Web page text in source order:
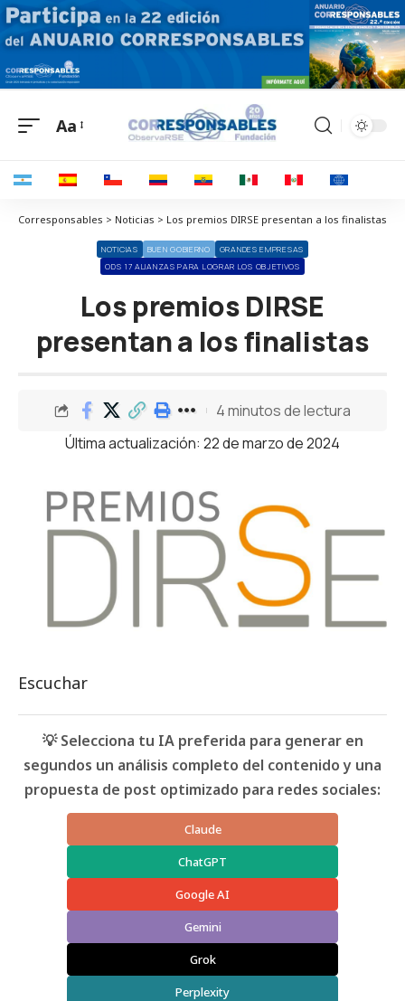
Aa
Corresponsables > Noticias > Los premios DIRSE presentan a los finalistas
NOTICIAS BUEN GOBIERNO
GRANDES EMPRESAS
ODS 17 ALIANZAS PARA LOGRAR LOS OBJETIVOS
Los premios DIRSE
presentan a los finalistas
Última actualización: 22 de marzo de 2024
4 minutos de lectura
Escuchar
💡 Selecciona tu IA preferida para generar en
segundos un análisis completo del contenido y una
propuesta de post optimizado para redes sociales:
Claude
ChatGPT
Google AI
Gemini
Grok
Perplexity